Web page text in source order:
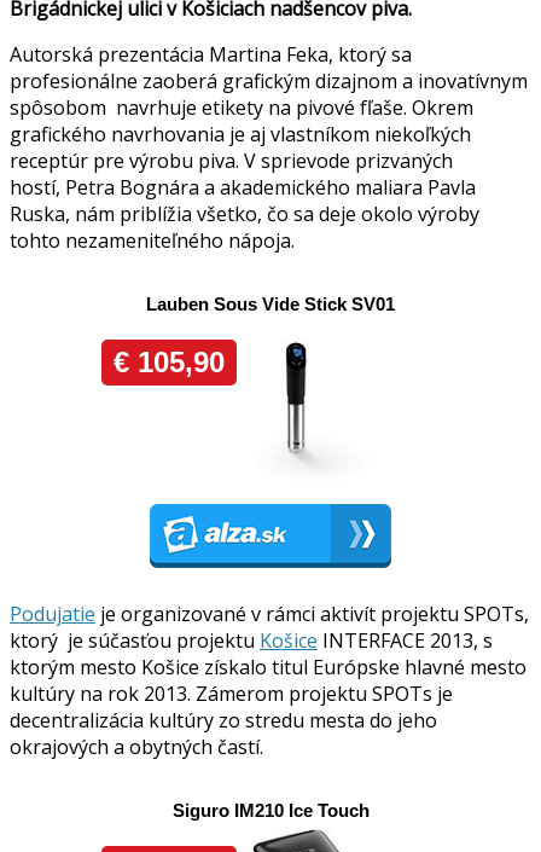
Brigádnickej ulici v Košiciach nadšencov piva.
Autorská prezentácia Martina Feka, ktorý sa
profesionálne zaoberá grafickým dizajnom a inovatívnym
spôsobom navrhuje etikety na pivové fľaše. Okrem
grafického navrhovania je aj vlastníkom niekoľkých
receptúr pre výrobu piva. V sprievode prizvaných
hostí, Petra Bognára a akademického maliara Pavla
Ruska, nám priblížia všetko, čo sa deje okolo výroby
tohto nezameniteľného nápoja.
Podujatie je organizované v rámci aktivít projektu SPOTs,
ktorý je súčasťou projektu Košice INTERFACE 2013, s
ktorým mesto Košice získalo titul Európske hlavné mesto
kultúry na rok 2013. Zámerom projektu SPOTs je
decentralizácia kultúry zo stredu mesta do jeho
okrajových a obytných častí.